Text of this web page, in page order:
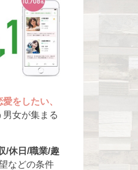
をしたい、
男女が集まる
/休日/職業/趣
などの条件